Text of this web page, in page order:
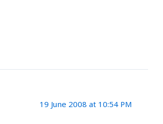
19 June 2008 at 10:54 PM